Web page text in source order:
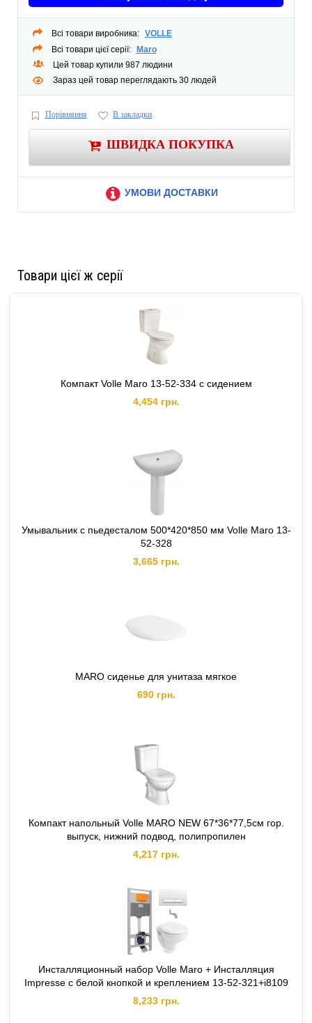
Всі товари виробника: VOLLE
Всі товари цієї серії:
Maro
Цей товар купили 987 людини
Зараз цей товар переглядають 30 людей
Порівняння В закладки
ШВИДКА ПОКУПКА
УМОВИ ДОСТАВКИ
Товари цієї ж серії
Компакт Volle Maro 13-52-334 с сидением
4,454 грн.
Умывальник с пьедесталом 500*420*850 мм Volle Maro 13-
52-328
3,665 грн.
MARO сиденье для унитаза мягкое
690 грн.
Компакт напольный Volle MARO NEW 67*36*77,5см гор.
выпуск, нижний подвод, полипропилен
4,217 грн.
Инсталляционный набор Volle Maro + Инсталляция
Impresse с белой кнопкой и креплением 13-52-321+i8109
8,233 грн.